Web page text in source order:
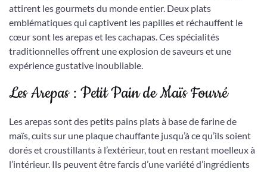
attirent les gourmets du monde entier. Deux plats
emblématiques qui captivent les papilles et réchauffent le
cœur sont les arepas et les cachapas. Ces spécialités
traditionnelles offrent une explosion de saveurs et une
expérience gustative inoubliable.
Les Arepas : Petit Pain de Maïs Fourré
Les arepas sont des petits pains plats à base de farine de
maïs, cuits sur une plaque chauffante jusqu’à ce qu’ils soient
dorés et croustillants à l’extérieur, tout en restant moelleux à
l’intérieur. Ils peuvent être farcis d’une variété d’ingrédients